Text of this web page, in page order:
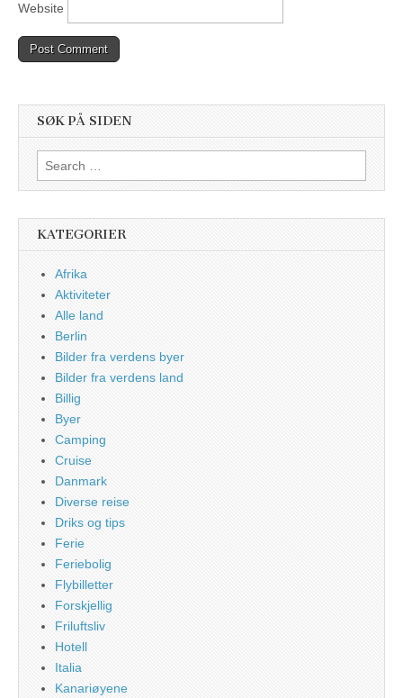
Website
SØK PÅ SIDEN
Search
for:
KATEGORIER
Afrika
Aktiviteter
Alle land
Berlin
Bilder fra verdens byer
Bilder fra verdens land
Billig
Byer
Camping
Cruise
Danmark
Diverse reise
Driks og tips
Ferie
Feriebolig
Flybilletter
Forskjellig
Friluftsliv
Hotell
Italia
Kanariøyene